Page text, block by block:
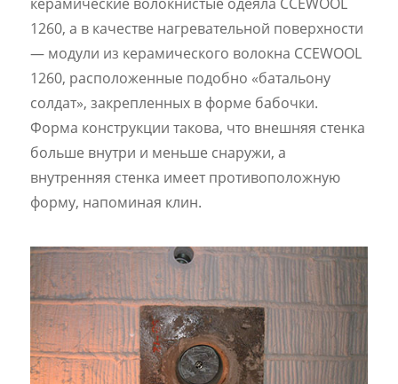
керамические волокнистые одеяла CCEWOOL
1260, а в качестве нагревательной поверхности
— модули из керамического волокна CCEWOOL
1260, расположенные подобно «батальону
солдат», закрепленных в форме бабочки.
Форма конструкции такова, что внешняя стенка
больше внутри и меньше снаружи, а
внутренняя стенка имеет противоположную
форму, напоминая клин.